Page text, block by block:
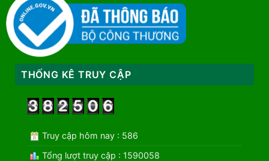
THỐNG KÊ TRUY CẬP
Truy cập hôm nay : 586
Tổng lượt truy cập : 1590058